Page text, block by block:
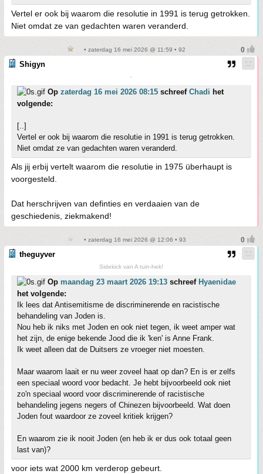
Vertel er ook bij waarom die resolutie in 1991 is terug getrokken.
Niet omdat ze van gedachten waren veranderd.
• zaterdag 16 mei 2026 @ 11:59 • 92
Shigyn
-
Op zaterdag 16 mei 2026 08:15 schreef Chadi het
volgende:
[..]
Vertel er ook bij waarom die resolutie in 1991 is terug getrokken.
Niet omdat ze van gedachten waren veranderd.
Als jij erbij vertelt waarom die resolutie in 1975 überhaupt is
voorgesteld.
Dat herschrijven van definties en verdaaien van de
geschiedenis, ziekmakend!
• zaterdag 16 mei 2026 @ 12:06 • 93
theguyver
Sidekick van A tuin-hek!
Op maandag 23 maart 2026 19:13 schreef Hyaenidae
het volgende:
Ik lees dat Antisemitisme de discriminerende en racistische
behandeling van Joden is.
Nou heb ik niks met Joden en ook niet tegen, ik weet amper wat
het zijn, de enige bekende Jood die ik 'ken' is Anne Frank.
Ik weet alleen dat de Duitsers ze vroeger niet moesten.
Maar waarom laait er nu weer zoveel haat op dan? En is er zelfs
een speciaal woord voor bedacht. Je hebt bijvoorbeeld ook niet
zo'n speciaal woord voor discriminerende of racistische
behandeling jegens negers of Chinezen bijvoorbeeld. Wat doen
Joden fout waardoor ze zoveel kritiek krijgen?
En waarom zie ik nooit Joden (en heb ik er dus ook totaal geen
last van)?
voor iets wat 2000 km verderop gebeurt.